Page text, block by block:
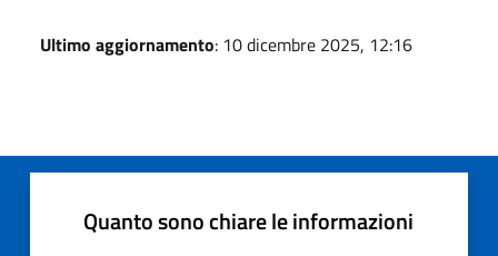
Ultimo aggiornamento: 10 dicembre 2025, 12:16
Quanto sono chiare le informazioni